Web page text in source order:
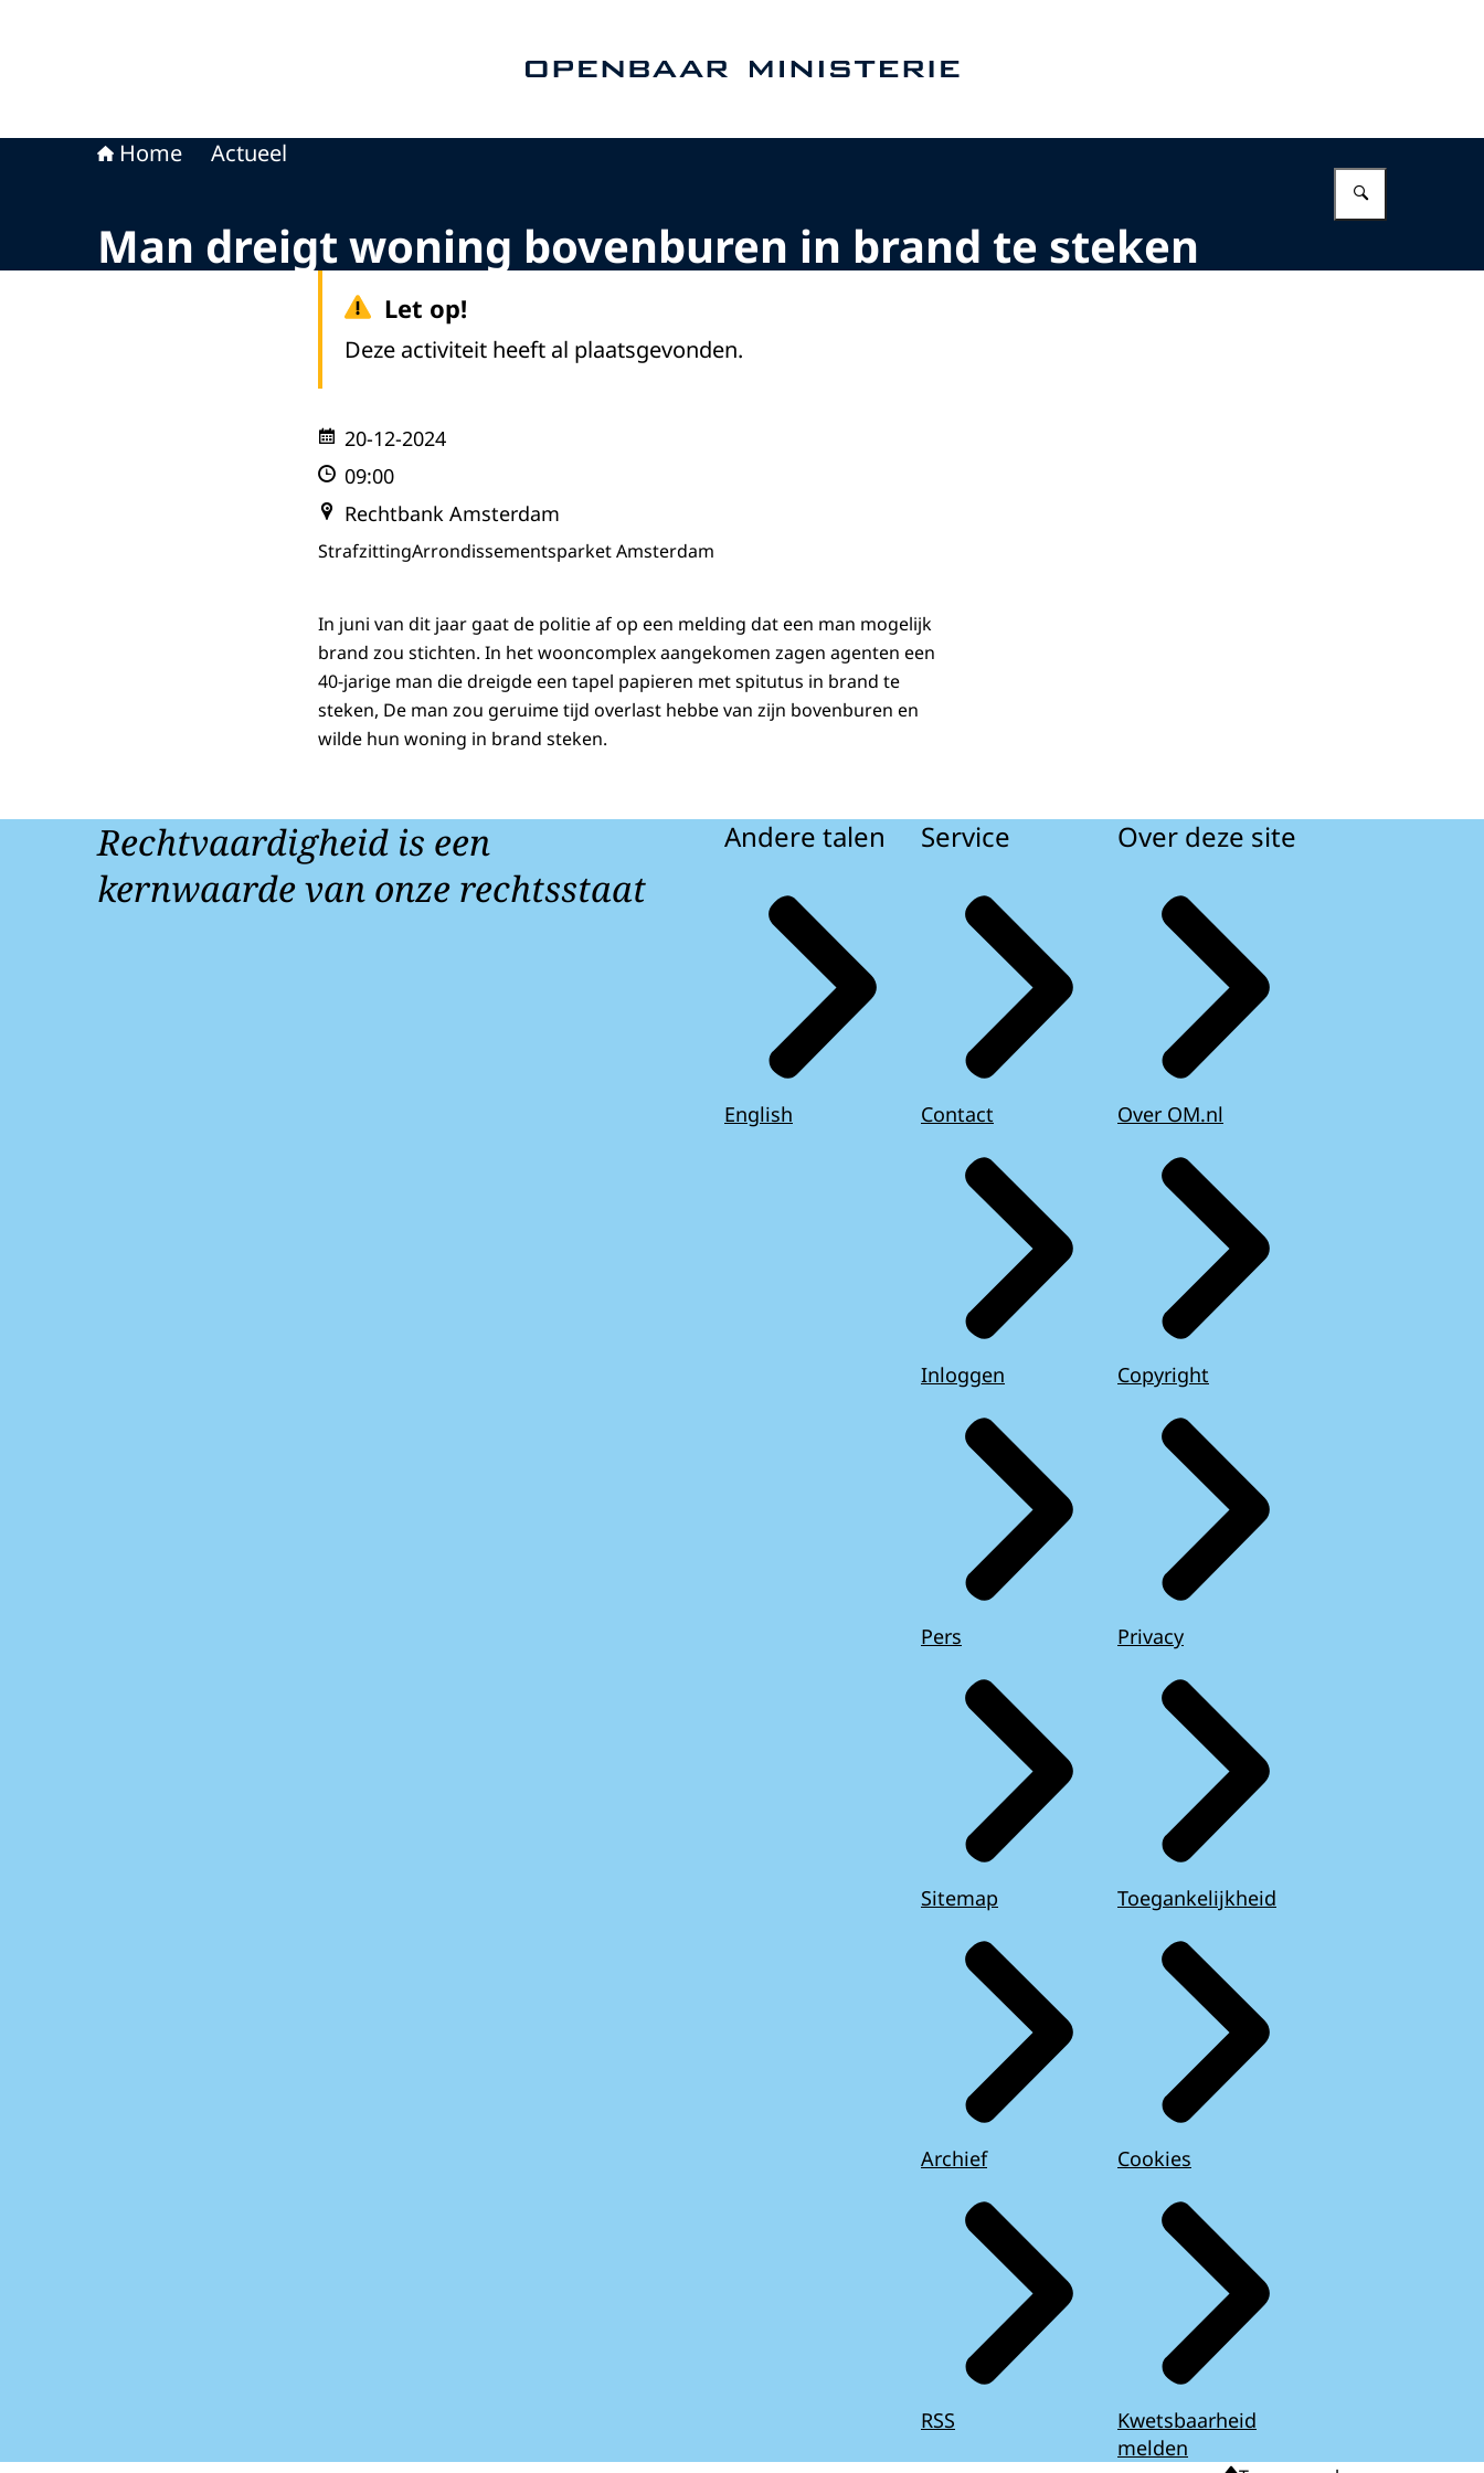
Home Actueel
Man dreigt woning bovenburen in brand te steken
Let op!
Deze activiteit heeft al plaatsgevonden.
20-12-2024
09:00
Rechtbank Amsterdam
StrafzittingArrondissementsparket Amsterdam
In juni van dit jaar gaat de politie af op een melding dat een man mogelijk
brand zou stichten. In het wooncomplex aangekomen zagen agenten een
40-jarige man die dreigde een tapel papieren met spitutus in brand te
steken, De man zou geruime tijd overlast hebbe van zijn bovenburen en
wilde hun woning in brand steken.
Rechtvaardigheid is een
kernwaarde van onze rechtsstaat
Andere talen
English
Service
Contact
Inloggen
Pers
Sitemap
Archief
RSS
Over deze site
Over OM.nl
Copyright
Privacy
Toegankelijkheid
Cookies
Kwetsbaarheid
melden